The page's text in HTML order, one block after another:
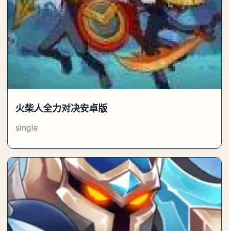
火柴人全力对决安卓版
single